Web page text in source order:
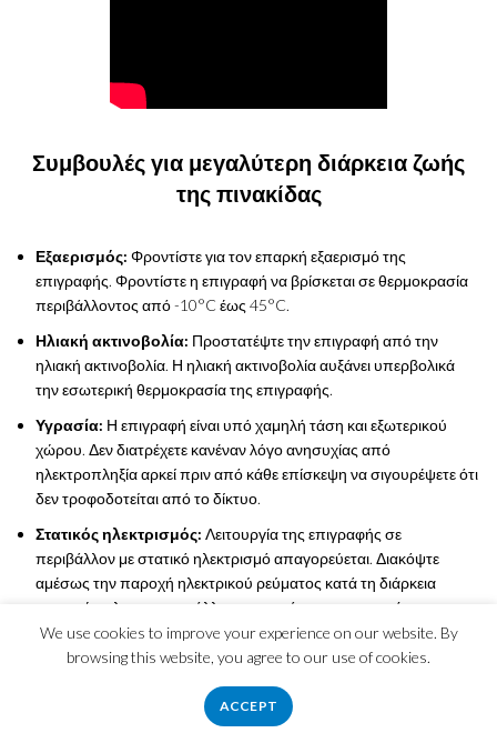
Συμβουλές για μεγαλύτερη διάρκεια ζωής
της πινακίδας
Εξαερισμός: Φροντίστε για τον επαρκή εξαερισμό της
επιγραφής. Φροντίστε η επιγραφή να βρίσκεται σε θερμοκρασία
περιβάλλοντος από -10°C έως 45°C.
Ηλιακή ακτινοβολία: Προστατέψτε την επιγραφή από την
ηλιακή ακτινοβολία. Η ηλιακή ακτινοβολία αυξάνει υπερβολικά
την εσωτερική θερμοκρασία της επιγραφής.
Υγρασία: Η επιγραφή είναι υπό χαμηλή τάση και εξωτερικού
χώρου. Δεν διατρέχετε κανέναν λόγο ανησυχίας από
ηλεκτροπληξία αρκεί πριν από κάθε επίσκεψη να σιγουρέψετε ότι
δεν τροφοδοτείται από το δίκτυο.
Στατικός ηλεκτρισμός: Λειτουργία της επιγραφής σε
περιβάλλον με στατικό ηλεκτρισμό απαγορεύεται. Διακόψτε
αμέσως την παροχή ηλεκτρικού ρεύματος κατά τη διάρκεια
εργασιών ηλεκτροσυγκόλλησης κοντά στην επιγραφή.
24ωρη λειτουργία:Μην έχετε την επιγραφή σε συνεχή
λειτουργία επί 24 ώρες. Διακόψτε τη λειτουργία της επιγραφής για
τουλάχιστον 4 ώρες το 24ωρο.
Πάντοτε στα όρια που επιτρέπει η κρατική
We use cookies to improve your experience on our website. By
browsing this website, you agree to our use of cookies.
ACCEPT